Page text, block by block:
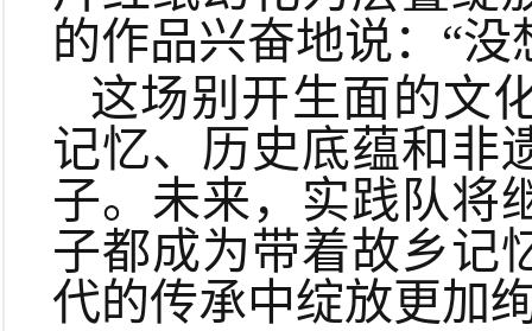
的作品兴奋地说：“
这场别开生面的文
记忆、历史底蕴和非
子。未来，实践队将
子都成为带着故乡记
代的传承中绽放更加